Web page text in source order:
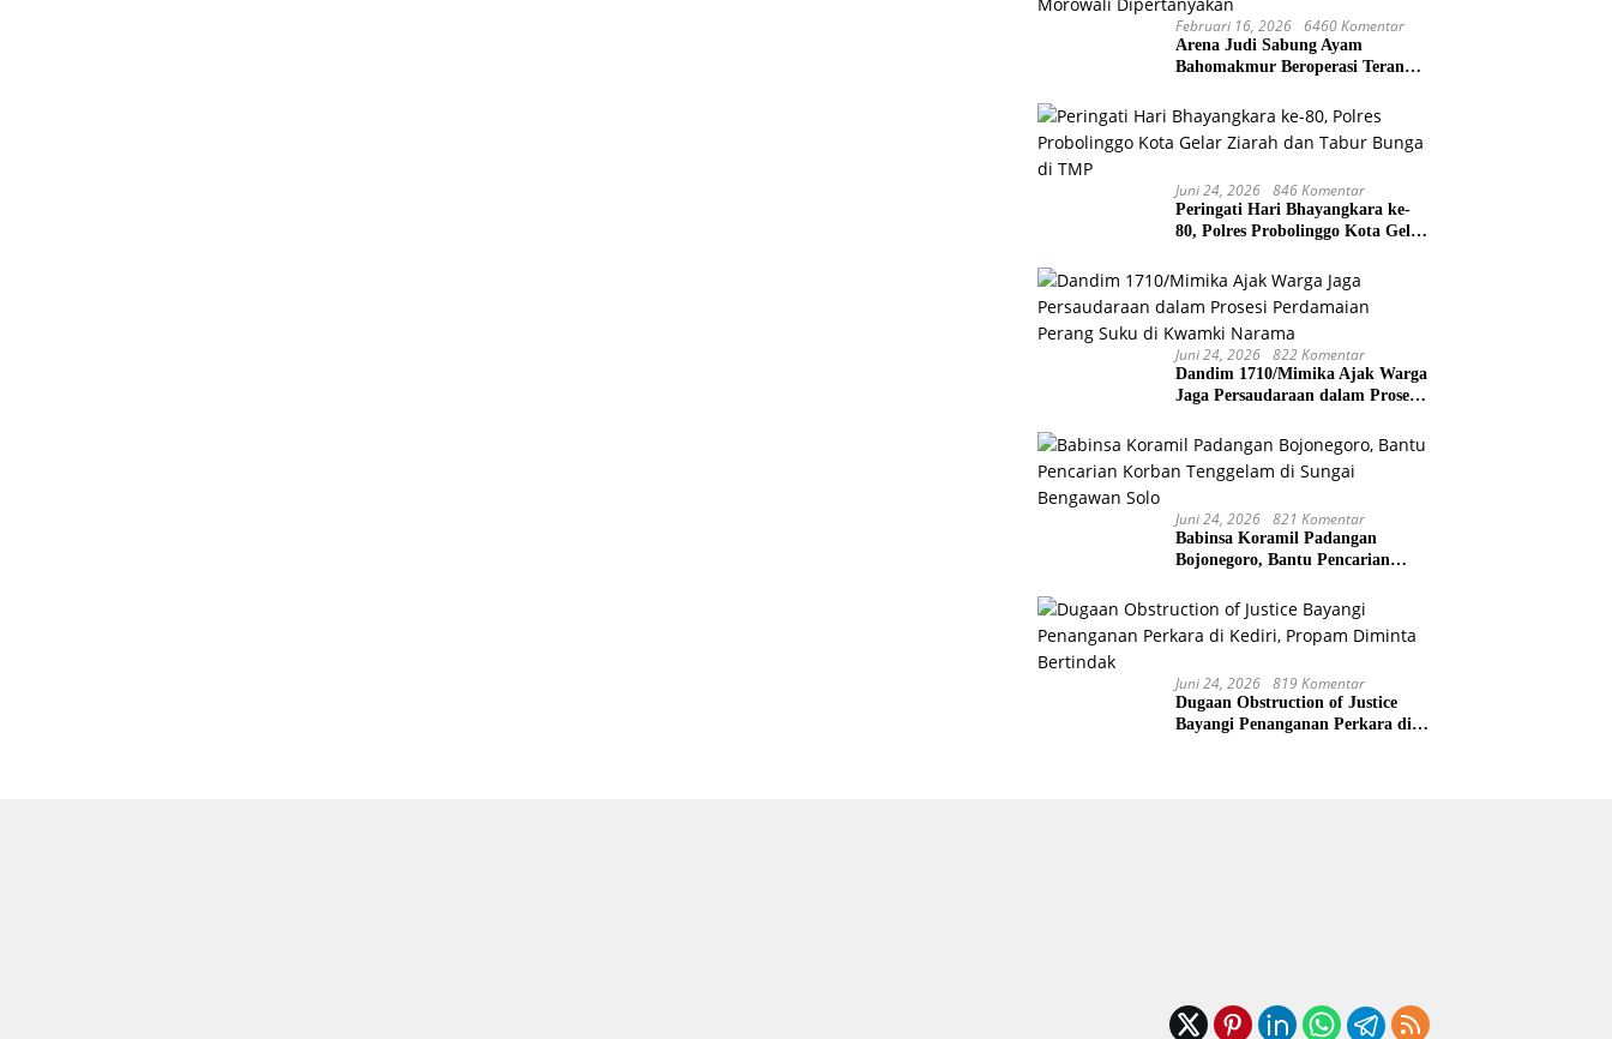
Februari 16, 2026 6460 Komentar
Arena Judi Sabung Ayam
Bahomakmur Beroperasi Terang-
Morowali Dipertanyakan
Juni 24, 2026 846 Komentar
Peringati Hari Bhayangkara ke-
80, Polres Probolinggo Kota Gelar
Juni 24, 2026 822 Komentar
Dandim 1710/Mimika Ajak Warga
Jaga Persaudaraan dalam Prosesi
Kwamki Narama
Juni 24, 2026 821 Komentar
Babinsa Koramil Padangan
Bojonegoro, Bantu Pencarian
Bengawan Solo
Juni 24, 2026 819 Komentar
Dugaan Obstruction of Justice
Bayangi Penanganan Perkara di